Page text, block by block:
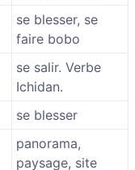
se blesser, se
faire bobo
se salir. Verbe
Ichidan.
se blesser
panorama,
paysage, site